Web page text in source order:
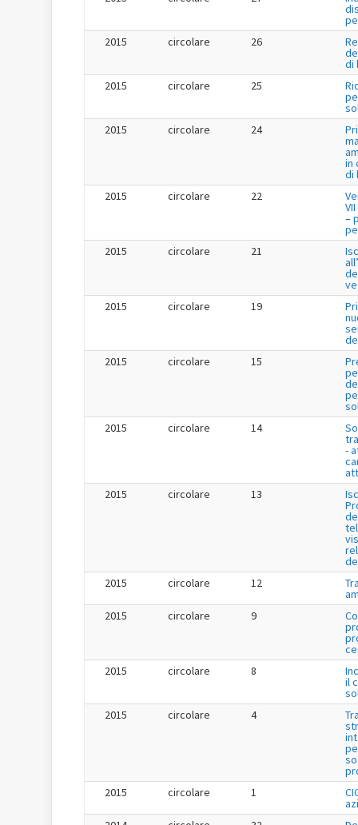
2015
circolare 26
di
2015
circolare 25
2015
circolare 24
in
di
2015
circolare 22
–
2015
circolare 21
2015
circolare 19
2015
circolare 15
2015
circolare 14
-
2015
circolare 13
2015
circolare 12
2015
circolare 9
2015
circolare 8
il
2015
circolare 4
2015
circolare 1